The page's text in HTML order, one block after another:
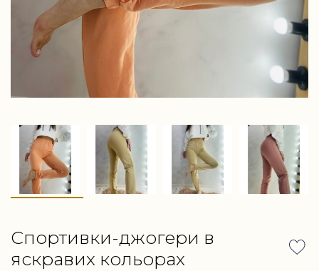
Спортивки-джогери в
яскравих кольорах